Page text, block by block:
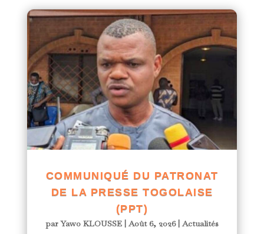
COMMUNIQUÉ DU PATRONAT
DE LA PRESSE TOGOLAISE
(PPT)
parYawo KLOUSSE|Août 6, 2026|Actualités